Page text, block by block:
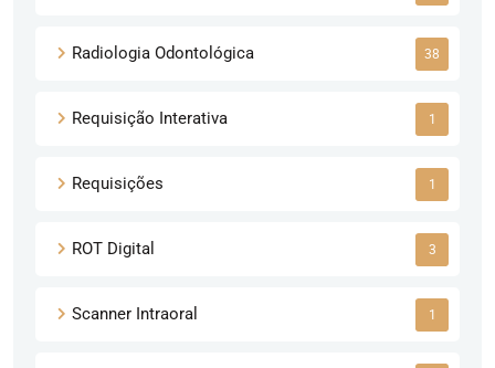
Radiologia Odontológica 38
Requisição Interativa 1
Requisições 1
ROT Digital 3
Scanner Intraoral 1